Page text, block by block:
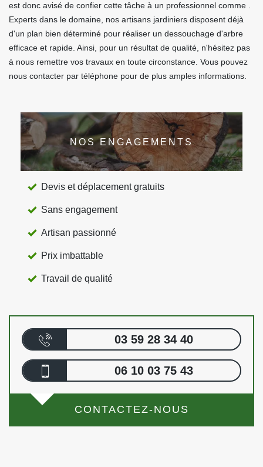
est donc avisé de confier cette tâche à un professionnel comme .
Experts dans le domaine, nos artisans jardiniers disposent déjà
d'un plan bien déterminé pour réaliser un dessouchage d'arbre
efficace et rapide. Ainsi, pour un résultat de qualité, n'hésitez pas
à nous remettre vos travaux en toute circonstance. Vous pouvez
nous contacter par téléphone pour de plus amples informations.
NOS ENGAGEMENTS
Devis et déplacement gratuits
Sans engagement
Artisan passionné
Prix imbattable
Travail de qualité
03 59 28 34 40
06 10 03 75 43
CONTACTEZ-NOUS